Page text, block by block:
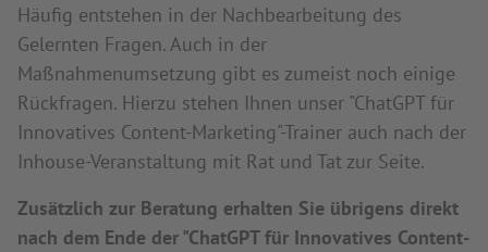
Häufig entstehen in der Nachbearbeitung des
Gelernten Fragen. Auch in der
Maßnahmenumsetzung gibt es zumeist noch einige
Rückfragen. Hierzu stehen Ihnen unser "ChatGPT für
Innovatives Content-Marketing"-Trainer auch nach der
Inhouse-Veranstaltung mit Rat und Tat zur Seite.
Zusätzlich zur Beratung erhalten Sie übrigens direkt
nach dem Ende der "ChatGPT für Innovatives Content-